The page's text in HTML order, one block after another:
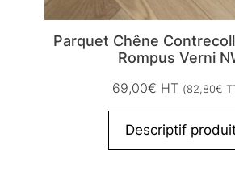
Parquet Chêne
Rompus Verni
69,00€ HT (82,80€
Descriptif